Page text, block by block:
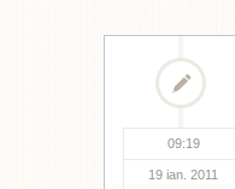
09:19
19 ian. 2011